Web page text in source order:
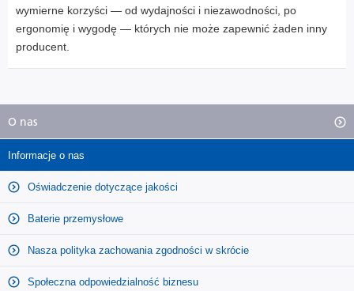
wymierne korzyści — od wydajności i niezawodności, po
ergonomię i wygodę — których nie może zapewnić żaden inny
producent.
O nas
Informacje o nas
Oświadczenie dotyczące jakości
Baterie przemysłowe
Nasza polityka zachowania zgodności w skrócie
Społeczna odpowiedzialność biznesu